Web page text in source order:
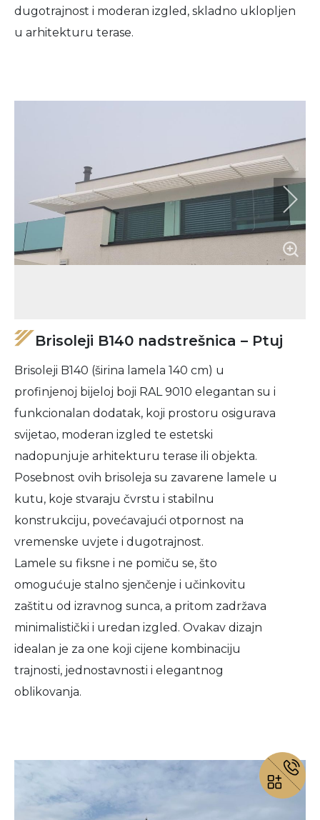
dugotrajnost i moderan izgled, skladno uklopljen
u arhitekturu terase.
Brisoleji B140 nadstrešnica – Ptuj
Brisoleji B140 (širina lamela 140 cm) u
profinjenoj bijeloj boji RAL 9010 elegantan su i
funkcionalan dodatak, koji prostoru osigurava
svijetao, moderan izgled te estetski
nadopunjuje arhitekturu terase ili objekta.
Posebnost ovih brisoleja su zavarene lamele u
kutu, koje stvaraju čvrstu i stabilnu
konstrukciju, povećavajući otpornost na
vremenske uvjete i dugotrajnost.
Lamele su fiksne i ne pomiču se, što
omogućuje stalno sjenčenje i učinkovitu
zaštitu od izravnog sunca, a pritom zadržava
minimalistički i uredan izgled. Ovakav dizajn
idealan je za one koji cijene kombinaciju
trajnosti, jednostavnosti i elegantnog
oblikovanja.